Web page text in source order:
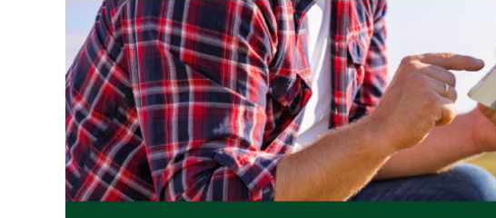
DIRECTORIO
MEDIA KIT
SERVICIOS